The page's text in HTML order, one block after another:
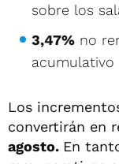
sobre los
3,47% no
acumulativo
Los
convertirán en
agosto. En